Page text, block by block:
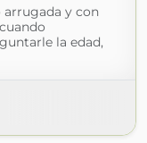
arrugada y con
la edad,